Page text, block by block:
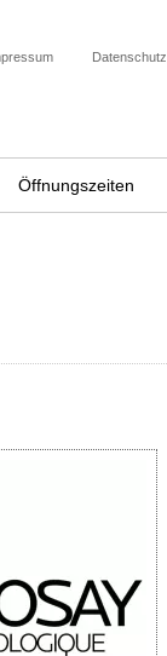
Datenschutz
Öffnungszeiten